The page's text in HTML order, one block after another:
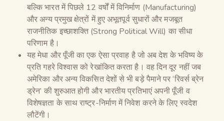
बल्कि भारत में पिछले 12 वर्षों में विनिर्माण (Manufacturing)
और अन्य प्रमुख क्षेत्रों में हुए अभूतपूर्व सुधारों और मजबूत
राजनीतिक इच्छाशक्ति (Strong Political Will) का सीधा
परिणाम है।
यह मेधा और पूँजी का एक ऐसा प्रवाह है जो अब देश के भविष्य के
प्रति गहरे विश्वास को रेखांकित करता है। वह दिन दूर नहीं जब
अमेरिका और अन्य विकसित देशों से भी बड़े पैमाने पर ‘रिवर्स ब्रेन
ड्रेन’ की शुरुआत होगी और भारतीय प्रतिभाएं अपनी पूँजी व
विशेषज्ञता के साथ राष्ट्र-निर्माण में निवेश करने के लिए स्वदेश
लौटेंगी।